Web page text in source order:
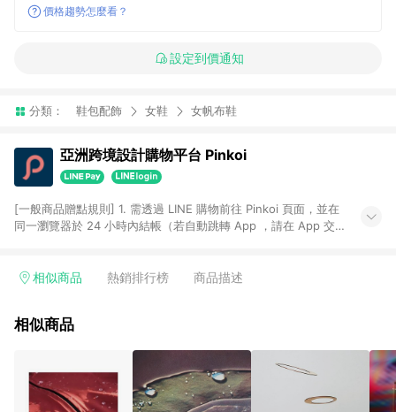
價格趨勢怎麼看？
設定到價通知
分類： 鞋包配飾 女鞋 女帆布鞋
亞洲跨境設計購物平台 Pinkoi
[一般商品贈點規則] 1. 需透過 LINE 購物前往 Pinkoi 頁面，並在
同一瀏覽器於 24 小時內結帳（若自動跳轉 App ，請在 App 交
回饋訂單不得享有 Pinkoi 站方優惠，例如首購優惠，P coins，
行為，不具贈點資格，部分退款不在此限。 6. APP 請更新至
運費，攤位費等不具贈點資格。 9. LINE 購物站上之商品規格、
顏色、價位、贈品如與 Pinkoi 商品資訊頁及購物車不符，以
相似商品 熱銷排行榜 商品描述
相似商品